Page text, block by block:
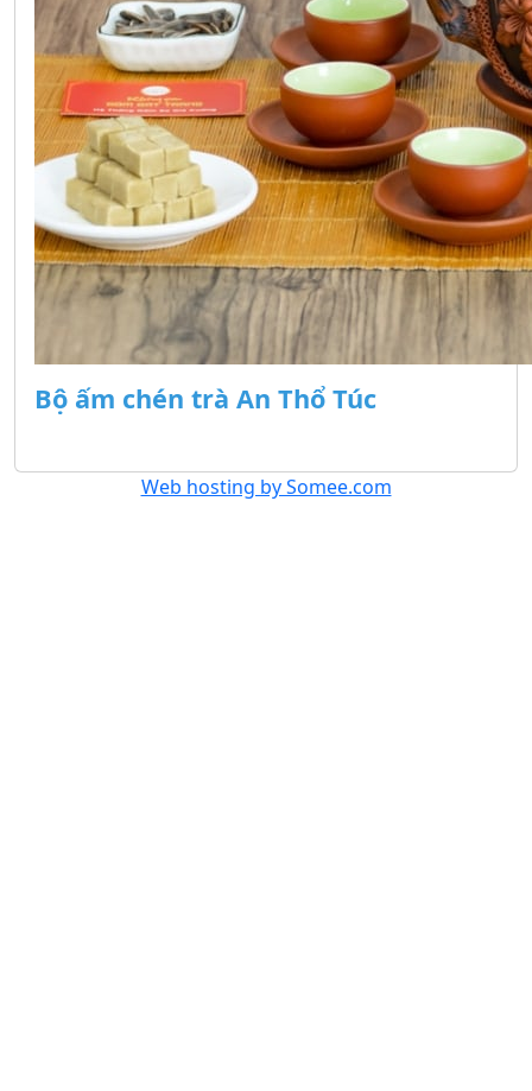
Bộ ấm chén trà An Thổ Túc
Web hosting by Somee.com